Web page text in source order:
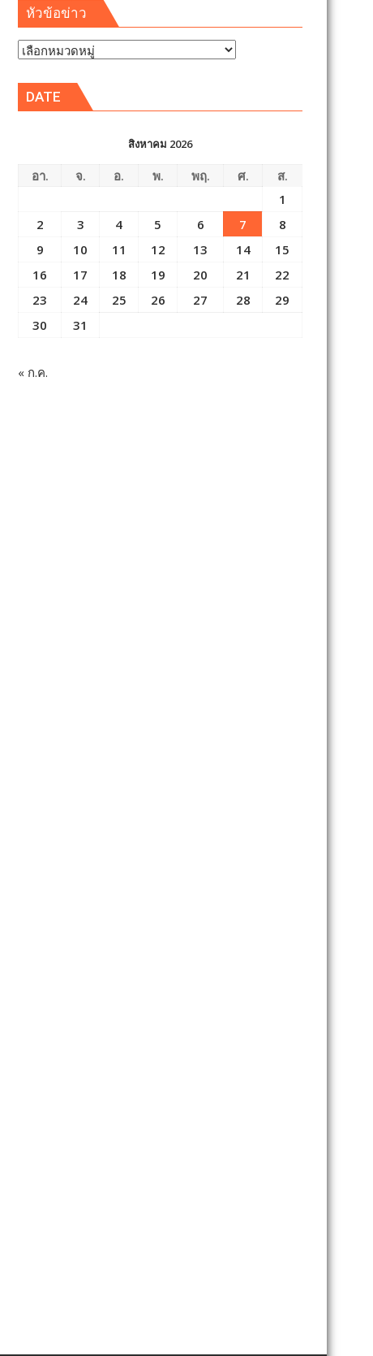
หัวข้อข่าว
หัวข้อ
DATE
สิงหาคม 2026
อา. จ. อ. พ. พฤ. ศ.
ส.
1
2
3 4 5 6 7
8
9
10 11 12 13 14
15
16
17 18 19 20 21
22
23
24 25 26 27 28
29
30
31
« ก.ค.